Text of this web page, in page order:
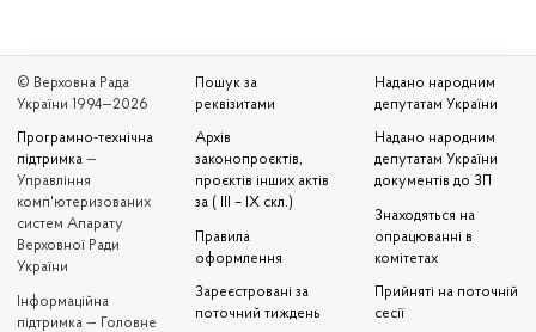
© Верховна Рада
України 1994—2026
Програмно-технічна
підтримка —
Управління
комп'ютеризованих
систем Апарату
Верховної Ради
України
Iнформаційна
підтримка — Головне
Пошук за
реквізитами
Архів
законопроєктів,
проєктів інших актів
за ( III – IX скл.)
Правила
оформлення
Зареєстровані за
поточний тиждень
Надано народним
депутатам України
Надано народним
депутатам України
документів до ЗП
Знаходяться на
опрацюванні в
комітетах
Прийняті на поточній
сесії